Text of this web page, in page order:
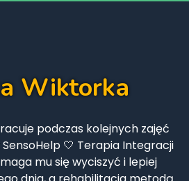
Wiktorka
podczas kolejnych zajęć
🤍 Terapia Integracji
mu się wyciszyć i lepiej